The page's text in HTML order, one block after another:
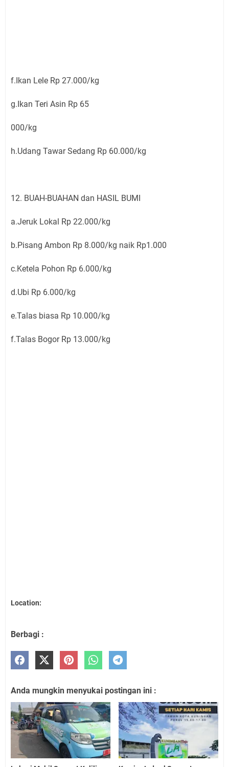
f.Ikan Lele Rp 27.000/kg
g.Ikan Teri Asin Rp 65
000/kg
h.Udang Tawar Sedang Rp 60.000/kg
12. BUAH-BUAHAN dan HASIL BUMI
a.Jeruk Lokal Rp 22.000/kg
b.Pisang Ambon Rp 8.000/kg naik Rp1.000
c.Ketela Pohon Rp 6.000/kg
d.Ubi Rp 6.000/kg
e.Talas biasa Rp 10.000/kg
f.Talas Bogor Rp 13.000/kg
Location:
Berbagi :
Anda mungkin menyukai postingan ini :